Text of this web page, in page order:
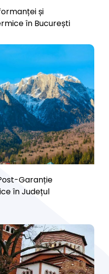
și
în București
Garanție
în Județul